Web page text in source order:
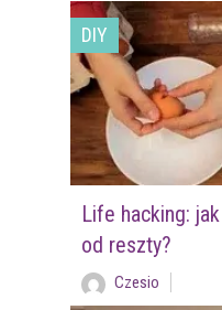
DIY
Life hacking:
od reszty?
Czesio